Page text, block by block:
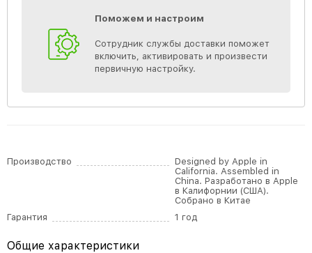
Поможем и настроим
Сотрудник службы доставки поможет
включить, активировать и произвести
первичную настройку.
Производство
Designed by Apple in
California. Assembled in
China. Разработано в Apple
в Калифорнии (США).
Собрано в Китае
Гарантия
1 год
Общие характеристики